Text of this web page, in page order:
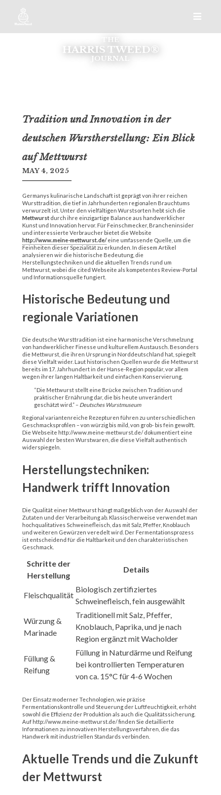
THE
HARRIS TWEED®
JOURNAL
Tradition und Innovation in der
deutschen Wurstherstellung: Ein Blick
auf Mettwurst
MAY 4, 2025
Germanys kulinarische Landschaft ist geprägt von ihrer reichen
Wursttradition, die tief in Jahrhunderten regionalen Brauchtums
verwurzelt ist. Unter den vielfältigen Wurstsorten hebt sich die
Mettwurstdurch ihre einzigartige Balance aus handwerklicher
Kunst und Innovation hervor. Für Feinschmecker, Brancheninsider
und interessierte Verbraucher bietet die Website
http://www.meine-mettwurst.de/eine umfassende Quelle, um die
Feinheiten dieser Spezialität zu erkunden. In diesem Artikel
analysieren wir die historische Bedeutung, die
Herstellungstechniken und die aktuellen Trends rund um
Mettwurst, wobei die cited Webseite als kompetentes Review-Portal
und Informationsquelle fungiert.
Historische Bedeutung und
regionale Variationen
Die deutsche Wursttradition ist eine harmonische Verschmelzung
von handwerklicher Finesse und kulturellem Austausch. Besonders
die Mettwurst, die ihren Ursprung in Norddeutschland hat, spiegelt
diese Vielfalt wider. Laut historischen Quellen wurde die Mettwurst
bereits im 17. Jahrhundert in der Hanse-Region populär, vor allem
wegen ihrer langen Haltbarkeit und einfachen Konservierung.
“Die Mettwurst stellt eine Brücke zwischen Tradition und
praktischer Ernährung dar, die bis heute unverändert
geschätzt wird.” – Deutsches Wurstmuseum
Regional variantenreiche Rezepturen führen zu unterschiedlichen
Geschmacksprofilen – von würzig bis mild, von grob- bis fein gewolft.
Die Webseite http://www.meine-mettwurst.de/ dokumentiert eine
Auswahl der besten Wurstwaren, die diese Vielfalt authentisch
widerspiegeln.
Herstellungstechniken:
Handwerk trifft Innovation
Die Qualität einer Mettwurst hängt maßgeblich von der Auswahl der
Zutaten und der Verarbeitung ab. Klassischerweise verwendet man
hochqualitatives Schweinefleisch, das mit Salz, Pfeffer, Knoblauch
und weiteren Gewürzen veredelt wird. Der Fermentationsprozess
ist entscheidend für die Haltbarkeit und den charakteristischen
Geschmack.
Schritte der
Herstellung
Details
Fleischqualität
Biologisch zertifiziertes
Schweinefleisch, fein ausgewählt
Würzung &
Marinade
Traditionell mit Salz, Pfeffer,
Knoblauch, Paprika, und je nach
Region ergänzt mit Wacholder
Füllung &
Reifung
Füllung in Naturdärme und Reifung
bei kontrollierten Temperaturen
von ca. 15°C für 4-6 Wochen
Der Einsatz moderner Technologien, wie präzise
Fermentationskontrolle und Steuerung der Luftfeuchtigkeit, erhöht
sowohl die Effizienz der Produktion als auch die Qualitätssicherung.
Auf http://www.meine-mettwurst.de/ finden Sie detaillierte
Informationen zu innovativen Herstellungsverfahren, die das
Handwerk mit industriellen Standards verbinden.
Aktuelle Trends und die Zukunft
der Mettwurst